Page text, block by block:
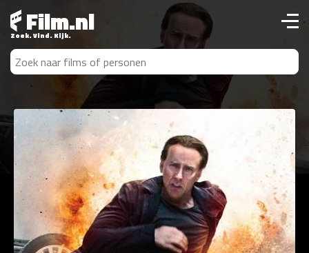
Film.nl
Zoek. Vind. Kijk.